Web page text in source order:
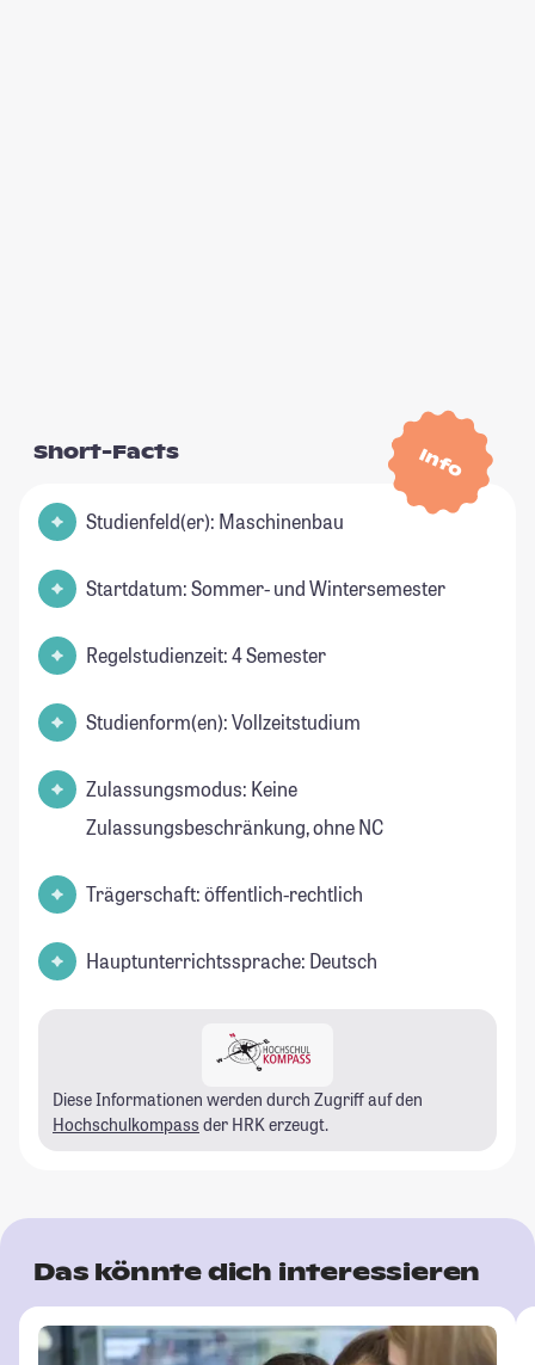
Info
Short-Facts
Studienfeld(er): Maschinenbau
Startdatum: Sommer- und Wintersemester
Regelstudienzeit: 4 Semester
Studienform(en): Vollzeitstudium
Zulassungsmodus: Keine
Zulassungsbeschränkung, ohne NC
Trägerschaft: öffentlich-rechtlich
Hauptunterrichtssprache: Deutsch
Diese Informationen werden durch Zugriff auf den
Hochschulkompass der HRK erzeugt.
Das könnte dich interessieren